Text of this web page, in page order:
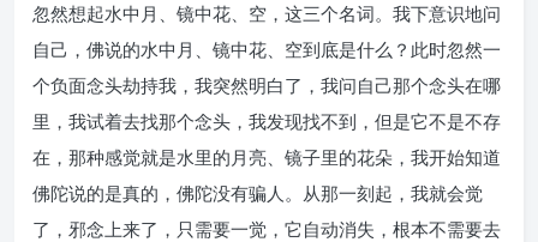
忽然想起水中月、镜中花、空，这三个名词。我下意识地问
自己，佛说的水中月、镜中花、空到底是什么？此时忽然一
个负面念头劫持我，我突然明白了，我问自己那个念头在哪
里，我试着去找那个念头，我发现找不到，但是它不是不存
在，那种感觉就是水里的月亮、镜子里的花朵，我开始知道
佛陀说的是真的，佛陀没有骗人。从那一刻起，我就会觉
了，邪念上来了，只需要一觉，它自动消失，根本不需要去